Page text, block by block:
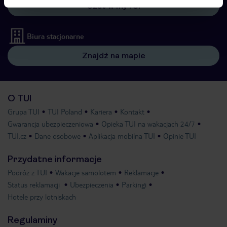
Czat w myTUI
Biura stacjonarne
Znajdź na mapie
O TUI
Grupa TUI TUI Poland Kariera
Kontakt
Gwarancja ubezpieczeniowa
Opieka TUI na wakacjach 24/7
TUI.cz
Dane osobowe Aplikacja mobilna TUI Opinie TUI
Przydatne informacje
Podróż z TUI Wakacje samolotem
Reklamacje
Status reklamacji
Ubezpieczenia
Parkingi
Hotele przy lotniskach
Regulaminy